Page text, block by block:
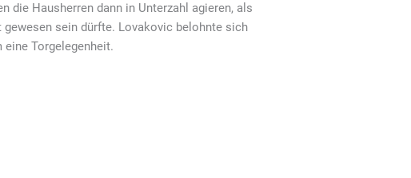
die Hausherren dann in Unterzahl agieren, als
sein dürfte. Lovakovic belohnte sich
Torgelegenheit.